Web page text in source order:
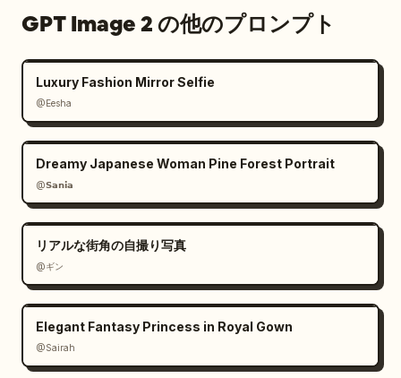
GPT Image 2 の他のプロンプト
Luxury Fashion Mirror Selfie
@Eesha
Dreamy Japanese Woman Pine Forest Portrait
@𝗦𝗮𝗻𝗶𝗮
リアルな街角の自撮り写真
@ギン
Elegant Fantasy Princess in Royal Gown
@Sairah